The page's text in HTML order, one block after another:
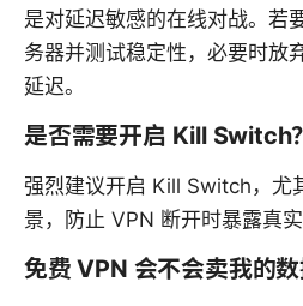
是对延迟敏感的在线对战。若
务器并测试稳定性，必要时放
延迟。
是否需要开启 Kill Switch？
强烈建议开启 Kill Switch，尤
景，防止 VPN 断开时暴露真实
免费 VPN 会不会卖我的数